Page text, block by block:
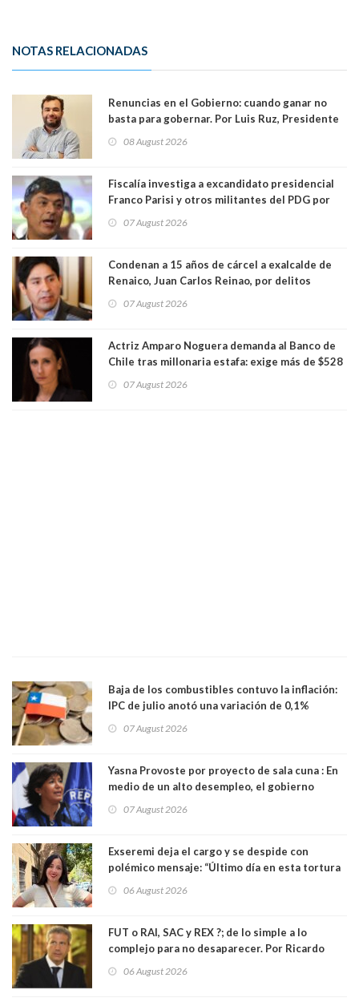
NOTAS RELACIONADAS
Renuncias en el Gobierno: cuando ganar no
basta para gobernar. Por Luis Ruz, Presidente
08 August 2026
Fiscalía investiga a excandidato presidencial
Franco Parisi y otros militantes del PDG por
07 August 2026
Condenan a 15 años de cárcel a exalcalde de
Renaico, Juan Carlos Reinao, por delitos
07 August 2026
Actriz Amparo Noguera demanda al Banco de
Chile tras millonaria estafa: exige más de $528
07 August 2026
Baja de los combustibles contuvo la inflación:
IPC de julio anotó una variación de 0,1%
07 August 2026
Yasna Provoste por proyecto de sala cuna : En
medio de un alto desempleo, el gobierno
07 August 2026
Exseremi deja el cargo y se despide con
polémico mensaje: “Último día en esta tortura
06 August 2026
FUT o RAI, SAC y REX ?; de lo simple a lo
complejo para no desaparecer. Por Ricardo
06 August 2026